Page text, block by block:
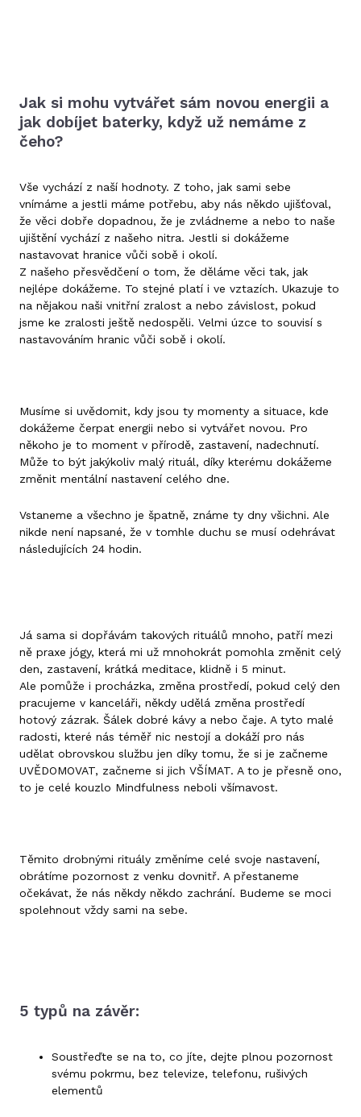
Jak si mohu vytvářet sám novou energii a
jak dobíjet baterky, když už nemáme z
čeho?
Vše vychází z naší hodnoty. Z toho, jak sami sebe
vnímáme a jestli máme potřebu, aby nás někdo ujišťoval,
že věci dobře dopadnou, že je zvládneme a nebo to naše
ujištění vychází z našeho nitra. Jestli si dokážeme
nastavovat hranice vůči sobě i okolí.
Z našeho přesvědčení o tom, že děláme věci tak, jak
nejlépe dokážeme. To stejné platí i ve vztazích. Ukazuje to
na nějakou naši vnitřní zralost a nebo závislost, pokud
jsme ke zralosti ještě nedospěli. Velmi úzce to souvisí s
nastavováním hranic vůči sobě i okolí.
Musíme si uvědomit, kdy jsou ty momenty a situace, kde
dokážeme čerpat energii nebo si vytvářet novou. Pro
někoho je to moment v přírodě, zastavení, nadechnutí.
Může to být jakýkoliv malý rituál, díky kterému dokážeme
změnit mentální nastavení celého dne.
Vstaneme a všechno je špatně, známe ty dny všichni. Ale
nikde není napsané, že v tomhle duchu se musí odehrávat
následujících 24 hodin.
Já sama si dopřávám takových rituálů mnoho, patří mezi
ně praxe jógy, která mi už mnohokrát pomohla změnit celý
den, zastavení, krátká meditace, klidně i 5 minut.
Ale pomůže i procházka, změna prostředí, pokud celý den
pracujeme v kanceláři, někdy udělá změna prostředí
hotový zázrak. Šálek dobré kávy a nebo čaje. A tyto malé
radosti, které nás téměř nic nestojí a dokáží pro nás
udělat obrovskou službu jen díky tomu, že si je začneme
UVĚDOMOVAT, začneme si jich VŠÍMAT. A to je přesně ono,
to je celé kouzlo Mindfulness neboli všímavost.
Těmito drobnými rituály změníme celé svoje nastavení,
obrátíme pozornost z venku dovnitř. A přestaneme
očekávat, že nás někdy někdo zachrání. Budeme se moci
spolehnout vždy sami na sebe.
5 typů na závěr:
Soustřeďte se na to, co jíte, dejte plnou pozornost
svému pokrmu, bez televize, telefonu, rušivých
elementů